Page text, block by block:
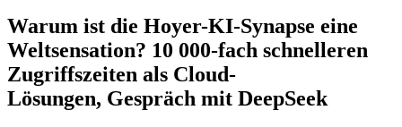
Warum ist die Hoyer-KI-Synapse eine
Weltsensation? 10 000-fach schnelleren
Zugriffszeiten als Cloud-
Lösungen, Gespräch mit DeepSeek